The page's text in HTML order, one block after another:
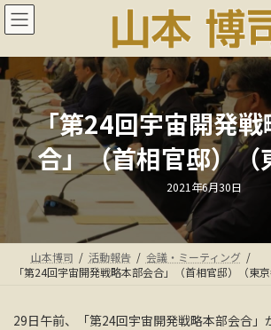
コ
ン
ン
ツ
へ
ナ
ビ
ー
シ
ョ
「第24回宇宙開発戦
合」（首相官邸）（
最
新
日
時
:
2021年6月30日
山本博司 活動報告
会議・ミーティング
「第24回宇宙開発戦略本部会合」（首相官邸）（東京
29日午前、「第24回宇宙開発戦略本部会合」